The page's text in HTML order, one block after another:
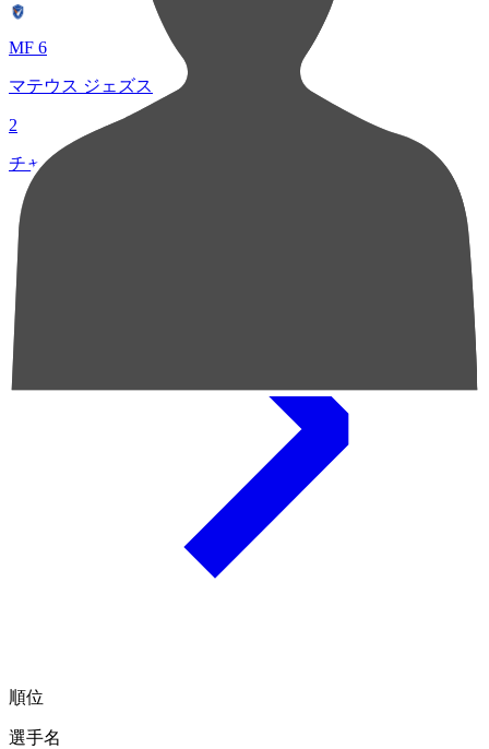
MF 6
マテウス ジェズス
2
チャンスクリエイト総数
順位
選手名